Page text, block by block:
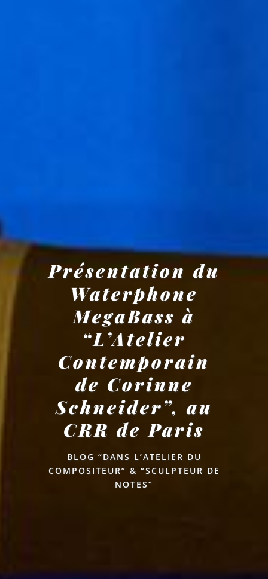
Présentation du
Waterphone
MegaBass à
“L’Atelier
Contemporain
de Corinne
Schneider”, au
CRR de Paris
BLOG “DANS L’ATELIER DU
COMPOSITEUR” & “SCULPTEUR DE
NOTES”